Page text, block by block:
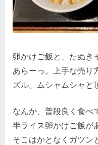
卵かけご飯と、たぬき
あらーっ。上手な売り
ズル。ムシャムシャと
なんか、普段良く食べ
半ライス卵かけご飯が
そこはかとなくガツン